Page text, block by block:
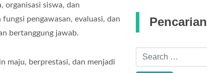
organisasi siswa, dan
pengawasan, evaluasi, dan
bertanggung jawab.
maju, berprestasi, dan menjadi
Pencarian